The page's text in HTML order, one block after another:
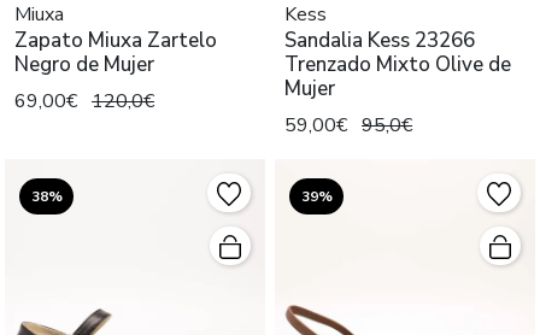
Miuxa
Zapato Miuxa Zartelo
Negro de Mujer
69,00€ 120,0€
Kess
Sandalia Kess 23266
Trenzado Mixto Olive de
Mujer
59,00€ 95,0€
38% 39%